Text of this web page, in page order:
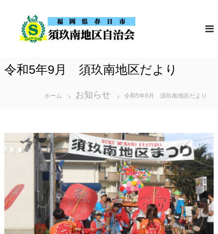
へ
区
自
会
の
須
南
会
の
ホ
ー
ム
ペ
ー
ジ
で
す
令和5年9月 須玖南地区だより
ホーム お知らせ 令和5年9月 須玖南地区だより